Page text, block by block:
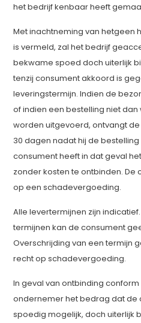
het bedrijf kenbaar heeft
Met inachtneming van hetgeen
is vermeld, zal het bedrijf
bekwame spoed doch uiterlijk
tenzij consument akkoord is
leveringstermijn. Indien de
of indien een bestelling niet
worden uitgevoerd, ontvangt
30 dagen nadat hij de
consument heeft in dat geval
zonder kosten te ontbinden.
op een schadevergoeding.
Alle levertermijnen zijn
termijnen kan de consument
Overschrijding van een termijn
recht op schadevergoeding.
In geval van ontbinding
ondernemer het bedrag dat de
spoedig mogelijk, doch uiterlijk